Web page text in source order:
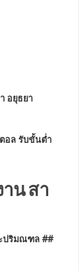
อยุธยา
อล รับขั้นต่ำ
น สา
ปริมณฑล ##